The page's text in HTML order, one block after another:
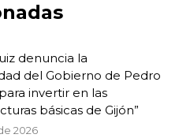
denuncia la
del Gobierno de Pedro
invertir en las
básicas de Gijón”
2026